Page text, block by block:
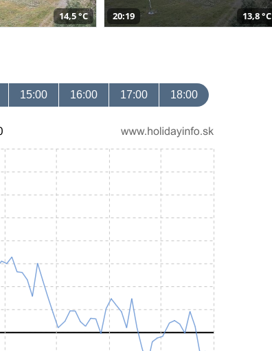
14,5 °C 20:19 13,8 °C
15:00 16:00 17:00 18:00